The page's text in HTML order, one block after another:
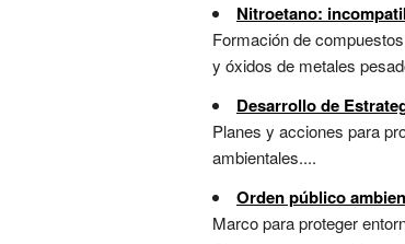
Nitroetano:
Formación de
y óxidos de metales
Desarrollo de
Planes y acciones para
ambientales....
Orden público
Marco para proteger